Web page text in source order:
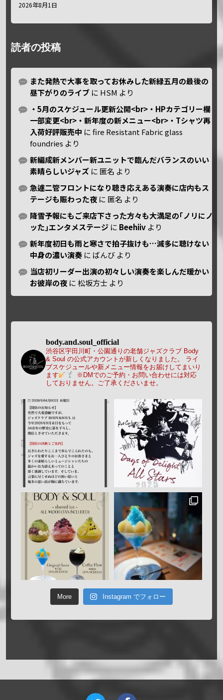
2026年8月1日
読者の投稿
また発熱で大事を取ってお休みした新緑五月の最後の
昼下がりのライブ に HSM より
・5月のスケジュール更新公開<br>・HPカテゴリー欄
一部変更<br>・新年度の新メニュー<br>・Tシャツ再
入荷好評販売中 にfire Resistant Fabric glass
foundries より
新編成新メンバー新ユニットで臨んだバランスのいい
素晴らしいジャズ に 匿名 より
急遽二管フロントになり聴き応えある演奏に店内もス
テージも賑わった夜 に 匿名 より
降雪予報にもご来店下さった方々も大満足の｢ノリにノ
ッた｣エンタメステージ に Beehiiv より
新年度初日も雨と寒さで拍子抜けも…滅多に聴けない
中身の濃い演奏 に ばんび より
当店初リーダー出演の初々しい演奏を楽しんだ暖かい
お彼岸の夜 に松坂方士 より
body.and.soul_official
渋谷区宇田川町・公園通りの老舗ジャズクラブ Body
& Soul の公式アカウントが新しくなりました。
ライ
ブスケジュールや新メニュー情報をお届けしてまいり
ます
※DMでのご予約・お問い合わせには対応
しておりません。ご了承くださいませ。
More Instagram でフォロー